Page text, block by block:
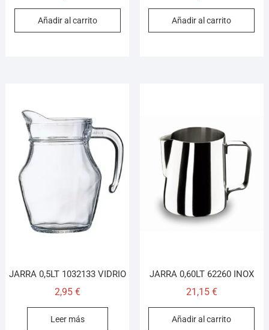
Añadir al carrito Añadir al carrito
JARRA 0,5LT 1032133 VIDRIO
2,95 €
Leer más
JARRA 0,60LT 62260 INOX
21,15 €
Añadir al carrito